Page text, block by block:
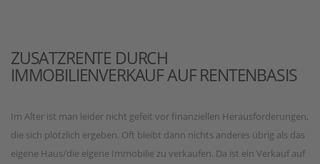
ZUSATZRENTE DURCH
IMMOBILIENVERKAUF AUF RENTENBASIS
Im Alter ist man leider nicht gefeit vor finanziellen Herausforderungen,
die sich plötzlich ergeben. Oft bleibt dann nichts anderes übrig als das
eigene Haus/die eigene Immobilie zu verkaufen. Da ist ein Verkauf auf